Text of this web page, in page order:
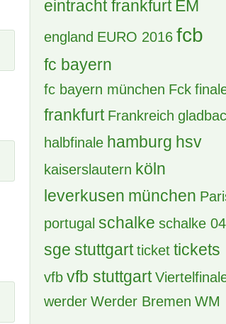
achtelfinale allianz arena
bayern berlin biete
Borussia Dortmund
bremen bundesliga bvb
BVB Borussia Dortmund
champions league
deutschland
DFB
DFB Pokal
dortmund effzeh
eintracht
eintracht frankfurt
EM
england EURO 2016 fcb